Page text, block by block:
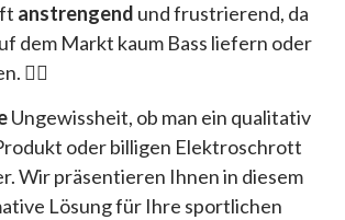
anstrengend und frustrierend, da
dem Markt kaum Bass liefern oder
🏃‍♂️
Ungewissheit, ob man ein qualitativ
oder billigen Elektroschrott
Wir präsentieren Ihnen in diesem
Lösung für Ihre sportlichen